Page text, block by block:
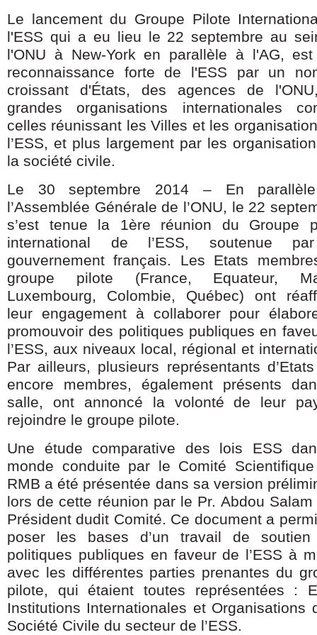
Le lancement du Groupe Pilote
l'ESS qui a eu lieu le 22 septembre au
l'ONU à New-York en parallèle à l'AG,
reconnaissance forte de l'ESS par un
croissant d'États, des agences de
grandes organisations internationales
celles réunissant les Villes et les
l’ESS, et plus largement par les
la société civile.
Le 30 septembre 2014 – En
l’Assemblée Générale de l’ONU, le 22
s’est tenue la 1ère réunion du Groupe
international de l’ESS, soutenue
gouvernement français. Les Etats
groupe pilote (France, Equateur,
Luxembourg, Colombie, Québec) ont
leur engagement à collaborer pour
promouvoir des politiques publiques en
l’ESS, aux niveaux local, régional et
Par ailleurs, plusieurs représentants
encore membres, également présents
salle, ont annoncé la volonté de leur
rejoindre le groupe pilote.
Une étude comparative des lois ESS
monde conduite par le Comité
RMB a été présentée dans sa version
lors de cette réunion par le Pr. Abdou Salam
Président dudit Comité. Ce document a
poser les bases d’un travail de soutien
politiques publiques en faveur de l’ESS à
avec les différentes parties prenantes du
pilote, qui étaient toutes représentées :
Institutions Internationales et Organisations
Société Civile du secteur de l’ESS.